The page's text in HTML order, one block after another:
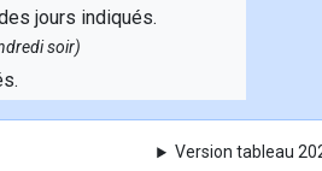
jours indiqués.
soir)
Version tableau